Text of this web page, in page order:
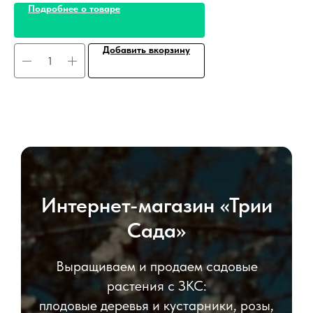
Подробнее о товаре
Добавить вкорзину
Интернет-магазин «Трии
Сада»
Выращиваем и продаем садовые
растения с ЗКС:
плодовые деревья и кустарники, розы,